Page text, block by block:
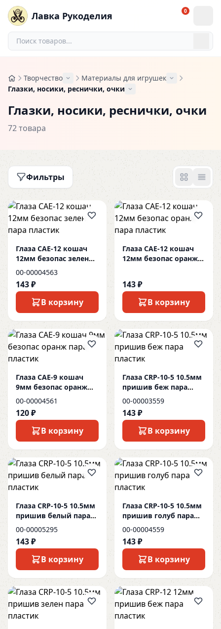
Лавка Рукоделия 0
Творчество
Материалы для игрушек
Глазки, носики, реснички, очки
Глазки, носики, реснички, очки
72 товара
Фильтры
Глаза CAE-12 кошач
12мм безопас зелен
пара пластик
00-00004563
143 ₽
В корзину
Глаза CAE-12 кошач
12мм безопас оранж
143 ₽
В корзину
Глаза CAE-9 кошач
9мм безопас оранж
пара пластик
00-00004561
120 ₽
В корзину
Глаза CRP-10-5 10.5мм
пришив беж пара
пластик
00-00003559
143 ₽
В корзину
Глаза CRP-10-5 10.5мм
пришив белый пара
пластик
00-00005295
143 ₽
В корзину
Глаза CRP-10-5 10.5мм
пришив голуб пара
пластик
00-00004559
143 ₽
В корзину